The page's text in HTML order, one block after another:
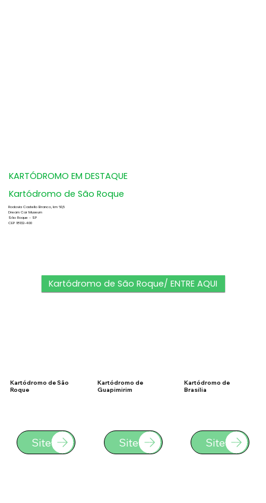
KARTÓDROMO EM DESTAQUE
Kartódromo de São Roque
Rodovia Castello Branco, km 60,5
Dream Car Museum
São Roque - SP
CEP 18132-400
Kartódromo de São Roque/ ENTRE AQUI
Kartódromo de São
Roque
Site
Kartódromo de
Guapimirim
Site
Kartódromo de
Brasília
Site